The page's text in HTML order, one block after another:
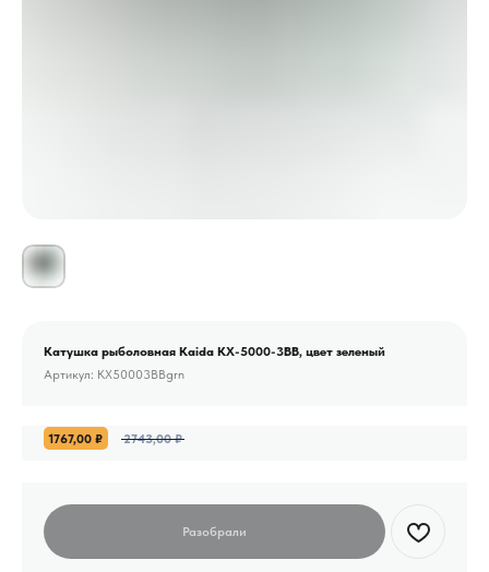
Катушка рыболовная Kaida KX-5000-3BB, цвет зеленый
Артикул: KX50003BBgrn
1767,00 ₽ 2743,00 ₽